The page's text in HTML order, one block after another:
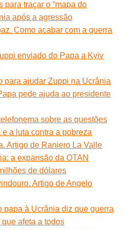
para traçar o “mapa do
após a agressão
Como acabar com a guerra
enviado do Papa a Kyiv
para ajudar Zuppi na Ucrânia
pede ajuda ao presidente
sobre as questões
a luta contra a pobreza
Artigo de Raniero La Valle
a expansão da OTAN
de dólares
Artigo de Angelo
papa à Ucrânia diz que guerra
que afeta a todos